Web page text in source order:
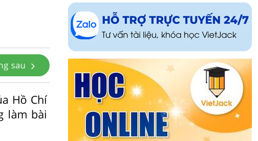
sau
Hồ Chí
làm bài